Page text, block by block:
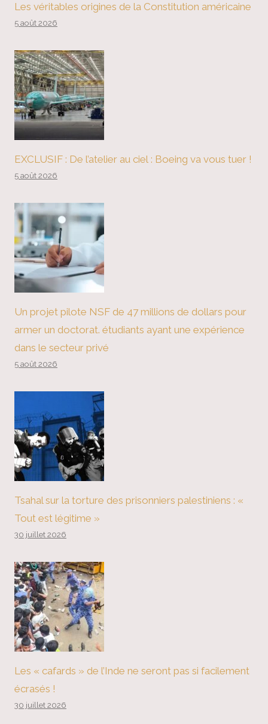
Les véritables origines de la Constitution américaine
5 août 2026
EXCLUSIF : De l’atelier au ciel : Boeing va vous tuer !
5 août 2026
Un projet pilote NSF de 47 millions de dollars pour
armer un doctorat. étudiants ayant une expérience
dans le secteur privé
5 août 2026
Tsahal sur la torture des prisonniers palestiniens : «
Tout est légitime »
30 juillet 2026
Les « cafards » de l’Inde ne seront pas si facilement
écrasés !
30 juillet 2026